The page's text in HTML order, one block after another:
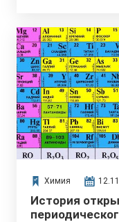
Химия
История